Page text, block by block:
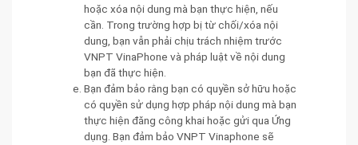
hoặc xóa nội dung mà bạn thực hiện, nếu
cần. Trong trường hợp bị từ chối/xóa nội
dung, bạn vẫn phải chịu trách nhiệm trước
VNPT VinaPhone và pháp luật về nội dung
bạn đã thực hiện.
Bạn đảm bảo rằng bạn có quyền sở hữu hoặc
có quyền sử dụng hợp pháp nội dung mà bạn
thực hiện đăng công khai hoặc gửi qua Ứng
dụng. Bạn đảm bảo VNPT Vinaphone sẽ